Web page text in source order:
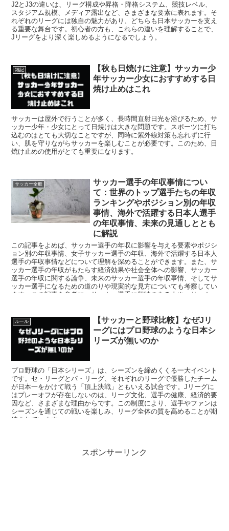
J2とJ3の違いは、リーグ構成や昇格・降格システム、競技レベル、
スタジアム規模、メディア露出など、さまざまな要素に表れます。そ
れぞれのリーグには独自の魅力があり、どちらも日本サッカーを支え
る重要な舞台です。初心者の方も、これらの違いを理解することで、
Jリーグをより深く楽しめるようになるでしょう。
雑記
【秋も日焼けに注意】サッカー少
年サッカー少女におすすめする日
焼け止めはこれ
サッカーは屋外で行うことが多く、長時間直射日光を浴びるため、サ
ッカー少年・少女にとって日焼けは大きな問題です。スポーツに打ち
込むのはとても大切なことですが、同時に紫外線対策も忘れずに行
い、肌を守りながらサッカーを楽しむことが必要です。このため、日
焼け止めの使用がとても重要になります。
サッカー全般
サッカー選手の年収事情につい
て：世界のトップ選手たちの年収
ランキングやポジション別の年収
事情、海外で活躍する日本人選手
の年収事情、未来の見通しととも
に解説
この記事をよめば、サッカー選手の年収に影響を与える要素やポジシ
ョン別の年収事情、女子サッカー選手の年収、海外で活躍する日本人
選手の年収事情などについて理解を深めることができます。また、サ
ッカー選手の年収がもたらす経済効果や社会全体への影響、サッカー
選手の年収に関する論争、未来のサッカー選手の年収事情、そしてサ
ッカー選手になるための道のりや現実的な見方についても考察してい
ます。この記事を参考に、サッカー選手に興味のある人や、サッカー
ルール
【サッカーと野球比較】なぜJリ
ーグにはプロ野球のような日本シ
リーズが無いのか
プロ野球の「日本シリーズ」は、シーズンを締めくくる一大イベント
です。セ・リーグとパ・リーグ、それぞれのリーグで優勝したチーム
が日本一をかけて戦う「頂上決戦」ともいえる試合です。Jリーグに
はプレーオフが存在しないのは、リーグ文化、選手の健康、経済的要
因など、さまざまな理由からです。この制度により、選手やファンは
シーズンを通じての戦いを楽しみ、リーグ全体の質を高めることが期
待されています。
スポンサーリンク